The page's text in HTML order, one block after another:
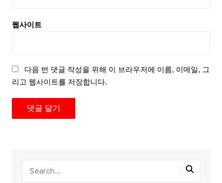
웹사이트
다음 번 댓글 작성을 위해 이 브라우저에 이름, 이메일, 그
리고 웹사이트를 저장합니다.